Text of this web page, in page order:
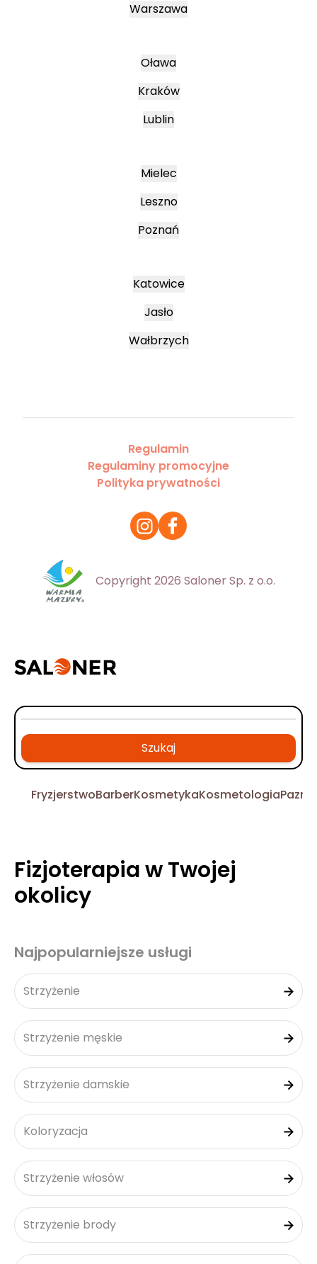
Warszawa
Oława
Kraków
Lublin
Mielec
Leszno
Poznań
Katowice
Jasło
Wałbrzych
Regulamin
Regulaminy promocyjne
Polityka prywatności
Copyright 2026 Saloner Sp. z o.o.
Szukaj
FryzjerstwoBarberKosmetykaKosmetologia
Fizjoterapia w Twojej
okolicy
Najpopularniejsze usługi
Strzyżenie
Strzyżenie męskie
Strzyżenie damskie
Koloryzacja
Strzyżenie włosów
Strzyżenie brody